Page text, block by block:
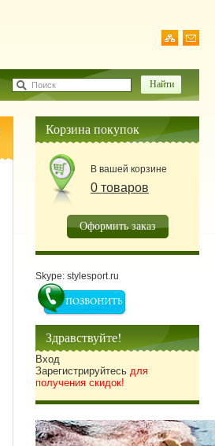
Поиск
Корзина покупок
В вашей корзине
0 товаров
Оформить заказ
Skype: stylesport.ru
Здравствуйте!
Вход
Зарегистрируйтесь для
получения скидок!